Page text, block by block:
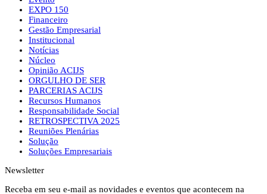
EXPO 150
Financeiro
Gestão Empresarial
Institucional
Notícias
Núcleo
Opinião ACIJS
ORGULHO DE SER
PARCERIAS ACIJS
Recursos Humanos
Responsabilidade Social
RETROSPECTIVA 2025
Reuniões Plenárias
Solução
Soluções Empresariais
Newsletter
Receba em seu e-mail as novidades e eventos que acontecem na